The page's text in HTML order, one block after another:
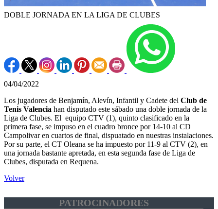
DOBLE JORNADA EN LA LIGA DE CLUBES
04/04/2022
Los jugadores de Benjamín, Alevín, Infantil y Cadete del Club de
Tenis Valencia han disputado este sábado una doble jornada de la
Liga de Clubes. El equipo CTV (1), quinto clasificado en la
primera fase, se impuso en el cuadro bronce por 14-10 al CD
Campolivar en cuartos de final, dispuatado en nuestras instalaciones.
Por su parte, el CT Oleana se ha impuesto por 11-9 al CTV (2), en
una jornada bastante apretada, en esta segunda fase de Liga de
Clubes, disputada en Requena.
Volver
PATROCINADORES